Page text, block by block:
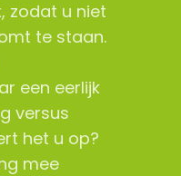
zodat u niet
te staan.
een eerlijk
versus
het u op?
mee